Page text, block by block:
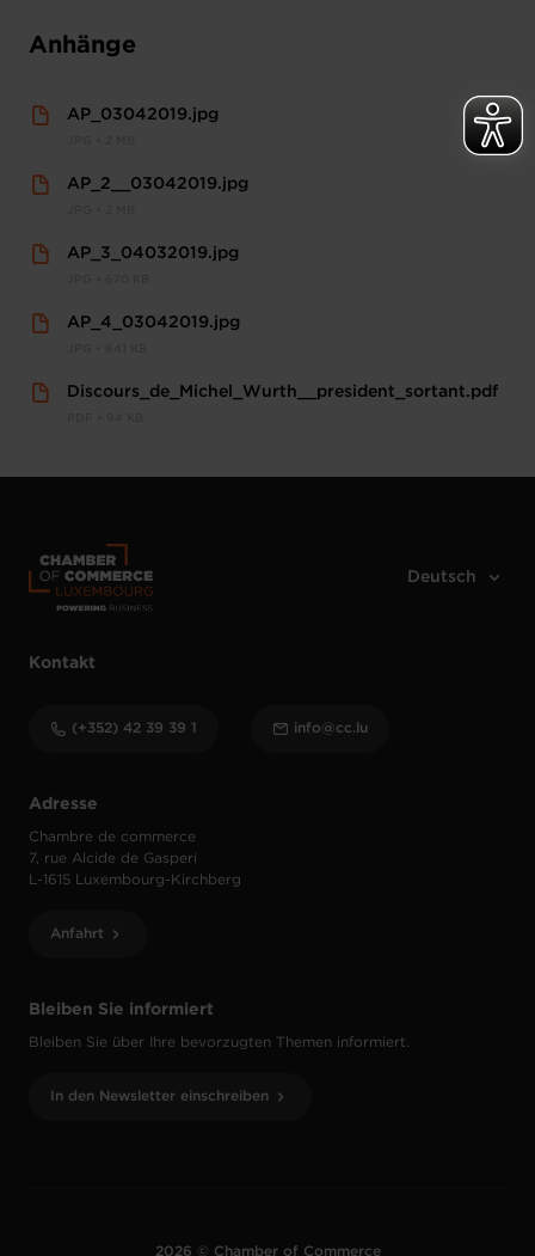
Anhänge
AP_03042019.jpg
AP_2__03042019.jpg
AP_3_04032019.jpg
AP_4_03042019.jpg
Discours_de_Michel_Wurth__president_sortant.pdf
Bleiben Sie informiert
Bleiben Sie über Ihre bevorzugten Themen informiert.
In den Newsletter einschreiben
Adresse
Chambre de commerce
7, rue Alcide de Gasperi
L-1615 Luxembourg-Kirchberg
Anfahrt
Kontakt
(+352) 42 39 39 1 info@cc.lu
2026 © Chamber of Commerce